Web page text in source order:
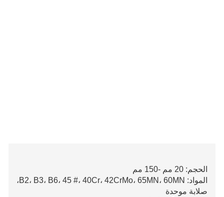
الحجم: 20 مم -150 مم
المواد: B2، B3، B6، 45 #، 40Cr، 42CrMo، 65MN، 60MN،
صلابة موحدة